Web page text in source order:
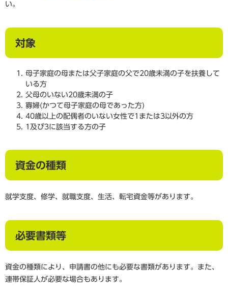
い。
対象
母子家庭の母または父子家庭の父で20歳未満の子を扶養して
いる方
父母のいない20歳未満の子
寡婦(かつて母子家庭の母であった方)
40歳以上の配偶者のいない女性で1または3以外の方
1及び3に該当する方の子
資金の種類
就学支度、修学、就職支度、生活、転宅資金等があります。
必要書類等
資金の種類により、申請書の他にも必要な書類があります。また、
連帯保証人が必要な場合もあります。